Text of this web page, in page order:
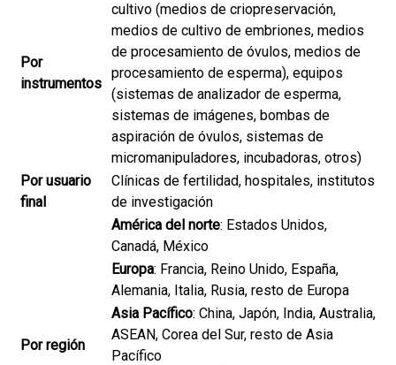
Por
instrumentos
cultivo (medios de criopreservación,
medios de cultivo de embriones, medios
de procesamiento de óvulos, medios de
procesamiento de esperma), equipos
(sistemas de analizador de esperma,
sistemas de imágenes, bombas de
aspiración de óvulos, sistemas de
micromanipuladores, incubadoras, otros)
Por usuario
final
Clínicas de fertilidad, hospitales, institutos
de investigación
Por región
América del norte: Estados Unidos,
Canadá, México
Europa: Francia, Reino Unido, España,
Alemania, Italia, Rusia, resto de Europa
Asia Pacífico: China, Japón, India, Australia,
ASEAN, Corea del Sur, resto de Asia
Pacífico